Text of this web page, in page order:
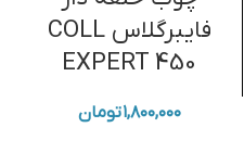
فایبرگلاس COLL
EXPERT 450
۱,۸۰۰,۰۰۰تومان